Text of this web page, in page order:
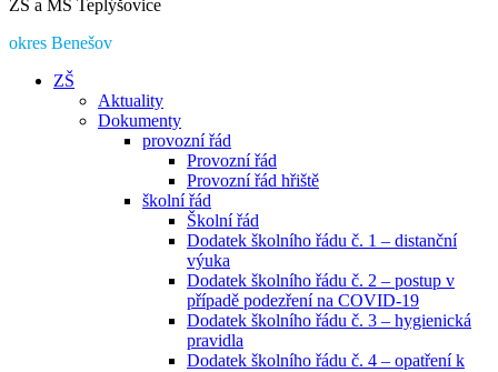
ZŠ a MŠ Teplýšovice
okres Benešov
ZŠ
Aktuality
Dokumenty
provozní řád
Provozní řád
Provozní řád hřiště
školní řád
Školní řád
Dodatek školního řádu č. 1 – distanční
výuka
Dodatek školního řádu č. 2 – postup v
případě podezření na COVID-19
Dodatek školního řádu č. 3 – hygienická
pravidla
Dodatek školního řádu č. 4 – opatření k